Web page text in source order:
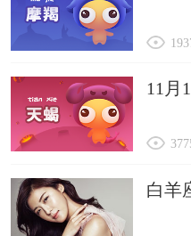
11月
白羊